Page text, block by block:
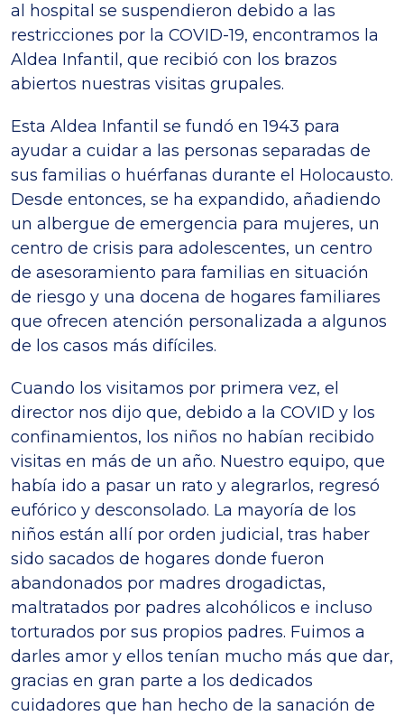
al hospital se suspendieron debido a las
restricciones por la COVID-19, encontramos la
Aldea Infantil, que recibió con los brazos
abiertos nuestras visitas grupales.
Esta Aldea Infantil se fundó en 1943 para
ayudar a cuidar a las personas separadas de
sus familias o huérfanas durante el Holocausto.
Desde entonces, se ha expandido, añadiendo
un albergue de emergencia para mujeres, un
centro de crisis para adolescentes, un centro
de asesoramiento para familias en situación
de riesgo y una docena de hogares familiares
que ofrecen atención personalizada a algunos
de los casos más difíciles.
Cuando los visitamos por primera vez, el
director nos dijo que, debido a la COVID y los
confinamientos, los niños no habían recibido
visitas en más de un año. Nuestro equipo, que
había ido a pasar un rato y alegrarlos, regresó
eufórico y desconsolado. La mayoría de los
niños están allí por orden judicial, tras haber
sido sacados de hogares donde fueron
abandonados por madres drogadictas,
maltratados por padres alcohólicos e incluso
torturados por sus propios padres. Fuimos a
darles amor y ellos tenían mucho más que dar,
gracias en gran parte a los dedicados
cuidadores que han hecho de la sanación de